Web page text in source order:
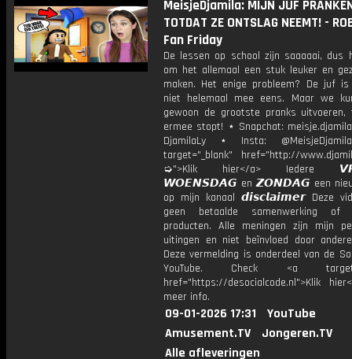
MeisjeDjamila: MIJN JUF
TOTDAT ZE ONTSLAG NEEMT! -
Fan Friday
De lessen op school zijn saaaaai, dus
om het allemaal een stuk leuker en
maken. Het enige probleem? De juf
niet helemaal mee eens. Maar we
gewoon de grootste pranks
ermee stopt! ⋆ Snapchat:
DjamilaLy ⋆ Insta:
target="_blank" href="http://
➭">Klik hier</a> Iedere
𝙒𝙊𝙀𝙉𝙎𝘿𝘼𝙂 en 𝙕𝙊𝙉𝘿𝘼𝙂 een
op mijn kanaal 𝙙𝙞𝙨𝙘𝙡𝙖𝙞𝙢𝙚𝙧 Deze
geen betaalde samenwerking of
producten. Alle meningen zijn mijn
uitingen en niet beïnvloed door
Deze vermelding is onderdeel van de
YouTube. Check <a
href="https://desocialcode.nl">Klik
meer info.
09-01-2026 17:31
YouTube
Amusement.TV
Jongeren.TV
Alle afleveringen